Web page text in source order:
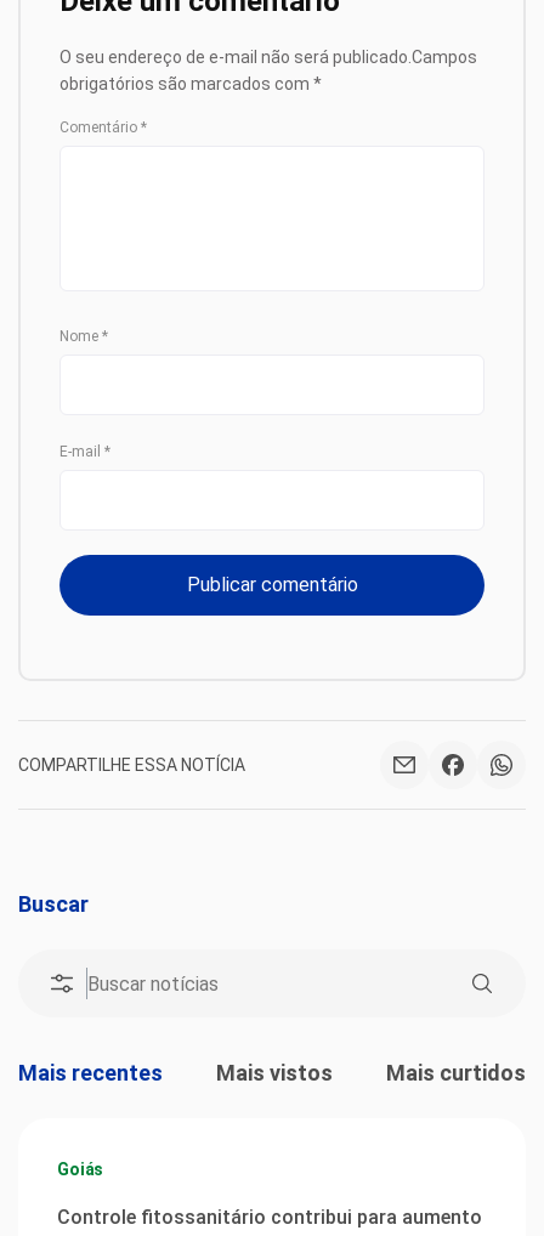
O seu endereço de e-mail não será publicado. Campos
obrigatórios são marcados com *
Comentário *
Nome *
E-mail *
COMPARTILHE ESSA NOTÍCIA
Buscar
Mais recentes Mais vistos Mais curtidos
Goiás
Controle fitossanitário contribui para aumento